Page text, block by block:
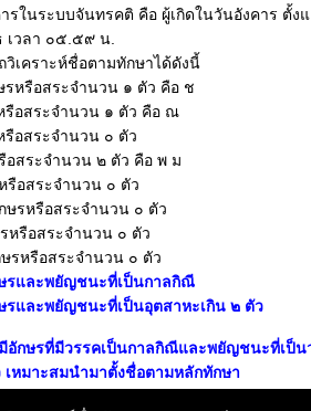
รในระบบจันทรคติ คือ ผู้เกิดในวันอังคาร ตั้งแ
เวลา ๐๕.๕๙ น.
วิเคราะห์ชื่อตามทักษาได้ดังนี้
รหรือสระจำนวน ๑ ตัว คือ ช
รือสระจำนวน ๑ ตัว คือ ณ
รือสระจำนวน ๐ ตัว
อสระจำนวน ๒ ตัว คือ พ ม
รือสระจำนวน ๐ ตัว
ษรหรือสระจำนวน ๐ ตัว
หรือสระจำนวน ๐ ตัว
รหรือสระจำนวน ๐ ตัว
รและพยัญชนะที่เป็นกาลกิณี
และพยัญชนะที่เป็นอุตสาหะเกิน ๒ ตัว
กษรที่มีวรรคเป็นกาลกิณีและพยัญชนะที่เป็น
เหมาะสมนำมาตั้งชื่อตามหลักทักษา